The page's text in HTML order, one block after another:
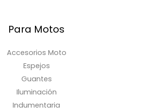
Para Motos
Accesorios Moto
Espejos
Guantes
Iluminación
Indumentaria